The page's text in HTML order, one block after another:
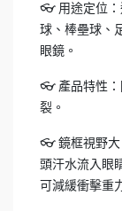
👓 用途定位：
球、棒壘球、
眼鏡。
👓 產品特性：
裂。
👓 鏡框視野大
頭汗水流入眼
可減緩衝擊重